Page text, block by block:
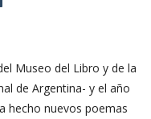
Museo del Libro y de la
de Argentina- y el año
hecho nuevos poemas